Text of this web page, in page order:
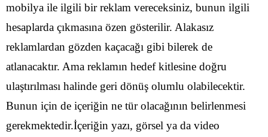
mobilya ile ilgili bir reklam vereceksiniz, bunun ilgili
hesaplarda çıkmasına özen gösterilir. Alakasız
reklamlardan gözden kaçacağı gibi bilerek de
atlanacaktır. Ama reklamın hedef kitlesine doğru
ulaştırılması halinde geri dönüş olumlu olabilecektir.
Bunun için de içeriğin ne tür olacağının belirlenmesi
gerekmektedir.İçeriğin yazı, görsel ya da video